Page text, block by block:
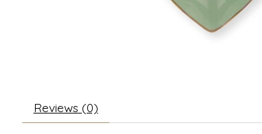
Reviews (0)